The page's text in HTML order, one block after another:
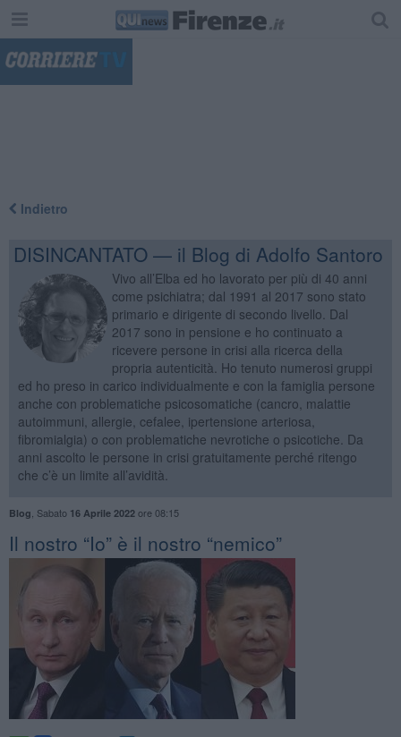
Indietro
DISINCANTATO — il Blog di Adolfo Santoro
Vivo all’Elba ed ho lavorato per più di 40 anni
come psichiatra; dal 1991 al 2017 sono stato
primario e dirigente di secondo livello. Dal
2017 sono in pensione e ho continuato a
ricevere persone in crisi alla ricerca della
propria autenticità. Ho tenuto numerosi gruppi
ed ho preso in carico individualmente e con la famiglia persone
anche con problematiche psicosomatiche (cancro, malattie
autoimmuni, allergie, cefalee, ipertensione arteriosa,
fibromialgia) o con problematiche nevrotiche o psicotiche. Da
anni ascolto le persone in crisi gratuitamente perché ritengo
che c’è un limite all’avidità.
Blog Sabato 16 Aprile 2022ore 08:15
​Il nostro “Io” è il nostro “nemico”